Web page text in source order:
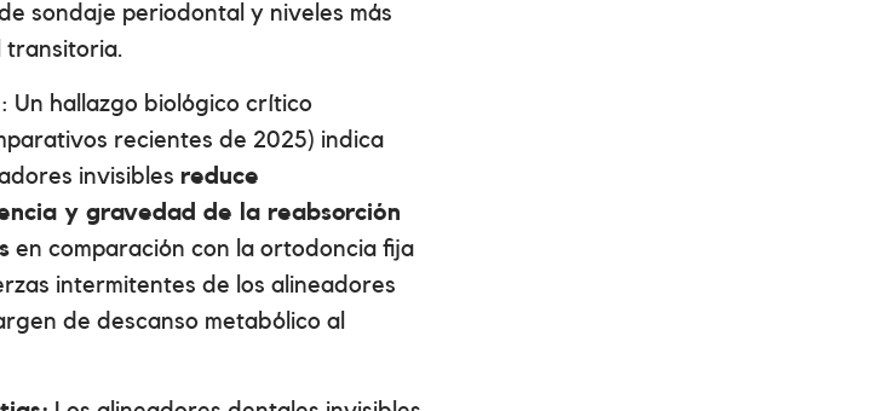
sondaje periodontal y niveles más
transitoria.
Un hallazgo biológico crítico
recientes de 2025) indica
invisibles reduce
y gravedad de la reabsorción
en comparación con la ortodoncia fija
intermitentes de los alineadores
de descanso metabólico al